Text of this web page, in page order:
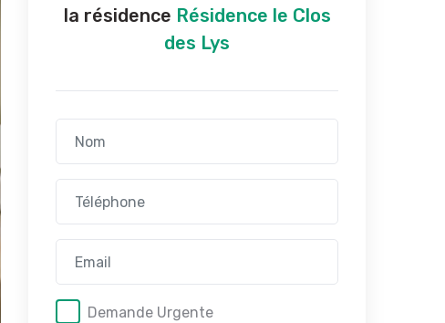
la résidence Résidence le Clos
des Lys
Demande Urgente